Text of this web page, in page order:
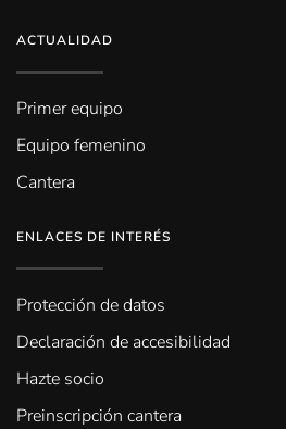
ACTUALIDAD
Primer equipo
Equipo femenino
Cantera
ENLACES DE INTERÉS
Protección de datos
Declaración de accesibilidad
Hazte socio
Preinscripción cantera